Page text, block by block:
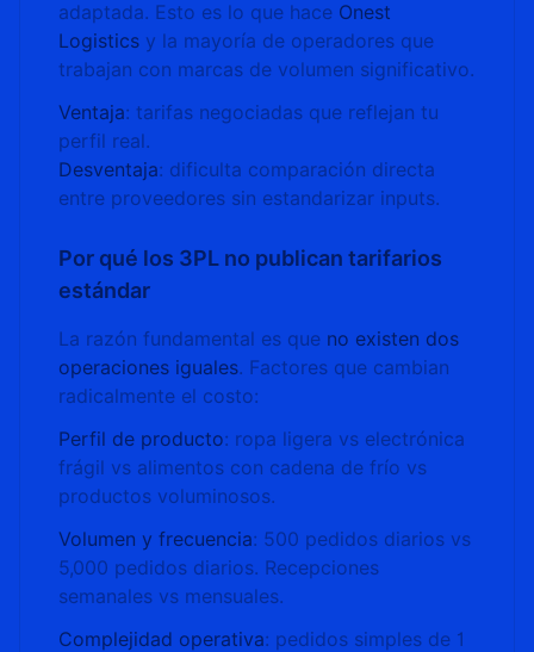
adaptada. Esto es lo que hace Onest
Logistics y la mayoría de operadores que
trabajan con marcas de volumen significativo.
Ventaja: tarifas negociadas que reflejan tu
perfil real.
Desventaja: dificulta comparación directa
entre proveedores sin estandarizar inputs.
Por qué los 3PL no publican tarifarios
estándar
La razón fundamental es que no existen dos
operaciones iguales. Factores que cambian
radicalmente el costo:
Perfil de producto: ropa ligera vs electrónica
frágil vs alimentos con cadena de frío vs
productos voluminosos.
Volumen y frecuencia: 500 pedidos diarios vs
5,000 pedidos diarios. Recepciones
semanales vs mensuales.
Complejidad operativa: pedidos simples de 1